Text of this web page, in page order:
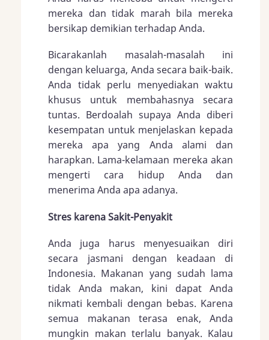
mereka dan tidak marah bila mereka
bersikap demikian terhadap Anda.
Bicarakanlah masalah-masalah ini
dengan keluarga, Anda secara baik-baik.
Anda tidak perlu menyediakan waktu
khusus untuk membahasnya secara
tuntas. Berdoalah supaya Anda diberi
kesempatan untuk menjelaskan kepada
mereka apa yang Anda alami dan
harapkan. Lama-kelamaan mereka akan
mengerti cara hidup Anda dan
menerima Anda apa adanya.
Stres karena Sakit-Penyakit
Anda juga harus menyesuaikan diri
secara jasmani dengan keadaan di
Indonesia. Makanan yang sudah lama
tidak Anda makan, kini dapat Anda
nikmati kembali dengan bebas. Karena
semua makanan terasa enak, Anda
mungkin makan terlalu banyak. Kalau